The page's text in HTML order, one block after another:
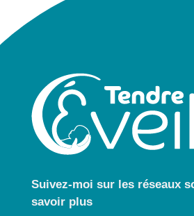
Suivez-moi sur les réseaux
savoir plus